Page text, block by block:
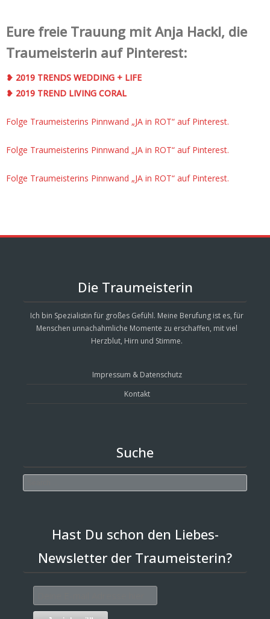
Eure freie Trauung mit Anja Hackl, die
Traumeisterin auf Pinterest:
❥ 2019 TRENDS WEDDING + LIFE
❥ 2019 TREND LIVING CORAL
Folge Traumeisterins Pinnwand „JA in ROT“ auf Pinterest.
Folge Traumeisterins Pinnwand „JA in ROT“ auf Pinterest.
Folge Traumeisterins Pinnwand „JA in ROT“ auf Pinterest.
Die Traumeisterin
Ich bin Spezialistin für großes Gefühl. Meine Berufung ist es, für
Menschen unnachahmliche Momente zu erschaffen, mit viel
Herzblut, Hirn und Stimme.
Impressum & Datenschutz
Kontakt
Suche
Hast Du schon den Liebes-
Newsletter der Traumeisterin?